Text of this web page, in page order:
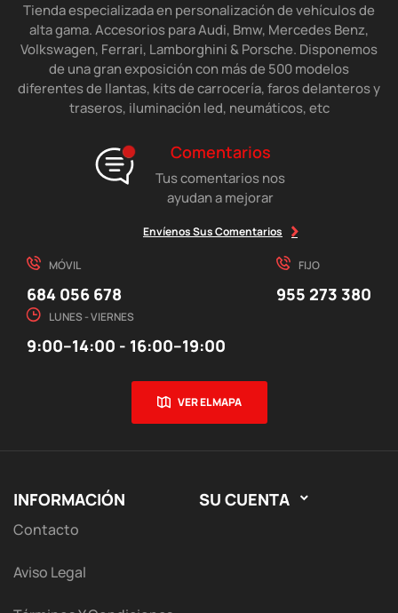
Tienda especializada en personalización de vehículos de
alta gama. Accesorios para Audi, Bmw, Mercedes Benz,
Volkswagen, Ferrari, Lamborghini & Porsche. Disponemos
de una gran exposición con más de 500 modelos
diferentes de llantas, kits de carrocería, faros delanteros y
traseros, iluminación led, neumáticos, etc
Comentarios
Tus comentarios nos
ayudan a mejorar
Envíenos Sus Comentarios
MÓVIL
684 056 678
FIJO
955 273 380
LUNES - VIERNES
9:00–14:00 - 16:00–19:00
VER EL MAPA
INFORMACIÓN
Contacto
Aviso Legal
SU CUENTA 